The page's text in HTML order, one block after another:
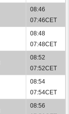
08:46
07:46CET
08:48
07:48CET
08:52
07:52CET
08:54
07:54CET
08:56